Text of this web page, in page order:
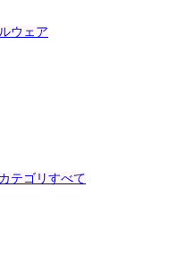
ウェア
テゴリすべて